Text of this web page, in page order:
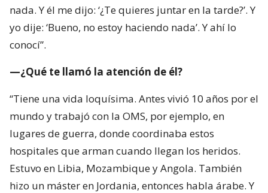
nada. Y él me dijo: ‘¿Te quieres juntar en la tarde?’. Y
yo dije: ‘Bueno, no estoy haciendo nada’. Y ahí lo
conocí”.
—¿Qué te llamó la atención de él?
“Tiene una vida loquísima. Antes vivió 10 años por el
mundo y trabajó con la OMS, por ejemplo, en
lugares de guerra, donde coordinaba estos
hospitales que arman cuando llegan los heridos.
Estuvo en Libia, Mozambique y Angola. También
hizo un máster en Jordania, entonces habla árabe. Y